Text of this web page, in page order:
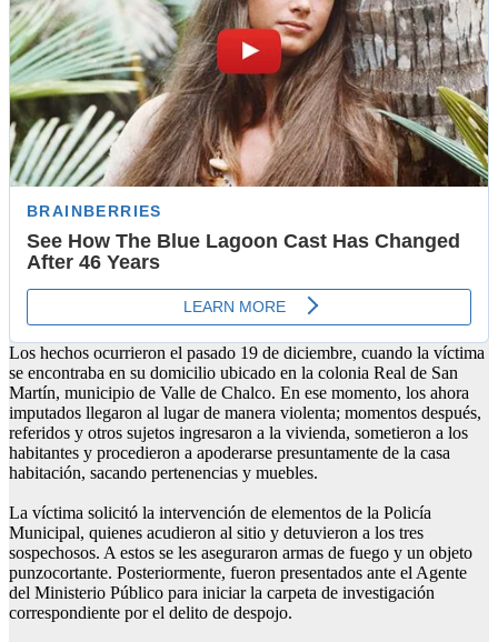
Los hechos ocurrieron el pasado 19 de diciembre, cuando la víctima
se encontraba en su domicilio ubicado en la colonia Real de San
Martín, municipio de Valle de Chalco. En ese momento, los ahora
imputados llegaron al lugar de manera violenta; momentos después,
referidos y otros sujetos ingresaron a la vivienda, sometieron a los
habitantes y procedieron a apoderarse presuntamente de la casa
habitación, sacando pertenencias y muebles.
La víctima solicitó la intervención de elementos de la Policía
Municipal, quienes acudieron al sitio y detuvieron a los tres
sospechosos. A estos se les aseguraron armas de fuego y un objeto
punzocortante. Posteriormente, fueron presentados ante el Agente
del Ministerio Público para iniciar la carpeta de investigación
correspondiente por el delito de despojo.